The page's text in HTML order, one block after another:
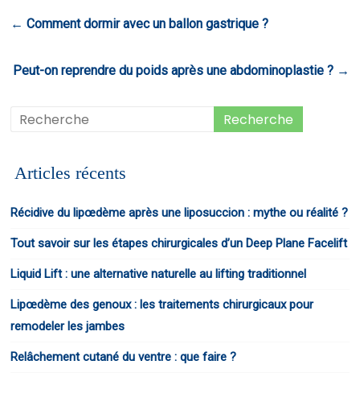
← Comment dormir avec un ballon gastrique ?
Peut-on reprendre du poids après une abdominoplastie ? →
Articles récents
Récidive du lipœdème après une liposuccion : mythe ou réalité ?
Tout savoir sur les étapes chirurgicales d’un Deep Plane Facelift
Liquid Lift : une alternative naturelle au lifting traditionnel
Lipœdème des genoux : les traitements chirurgicaux pour
remodeler les jambes
Relâchement cutané du ventre : que faire ?